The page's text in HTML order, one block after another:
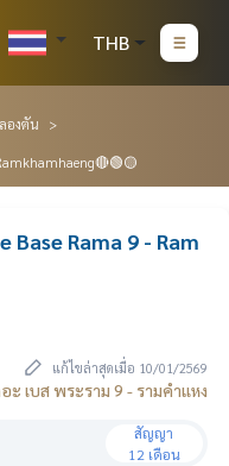
THB
องตัน
Base Rama 9 - Ram
แก้ไขล่าสุดเมื่อ 10/01/2569
อะ เบส พระราม 9 - รามคำแหง
สัญญา
12 เดือน